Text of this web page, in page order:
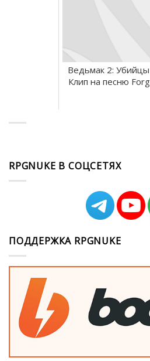
Ведьмак 2:
Клип на песню
RPGNUKE В СОЦСЕТЯХ
ПОДДЕРЖКА RPGNUKE